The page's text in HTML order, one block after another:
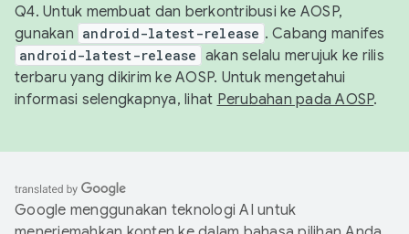
Q4. Untuk membuat dan berkontribusi ke AOSP,
gunakan android-latest-release . Cabang manifes
android-latest-release akan selalu merujuk ke rilis
terbaru yang dikirim ke AOSP. Untuk mengetahui
informasi selengkapnya, lihat Perubahan pada AOSP.
Google menggunakan teknologi AI untuk